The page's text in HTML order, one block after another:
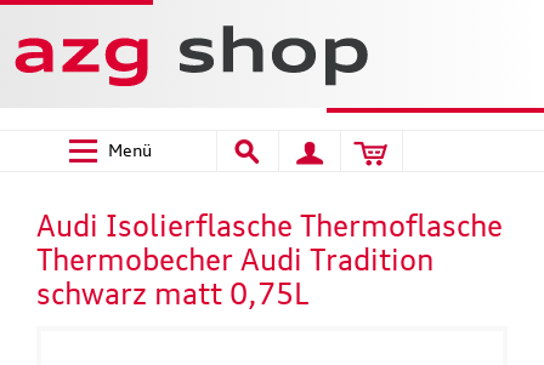
Menü
Audi Isolierflasche Thermoflasche
Thermobecher Audi Tradition
schwarz matt 0,75L